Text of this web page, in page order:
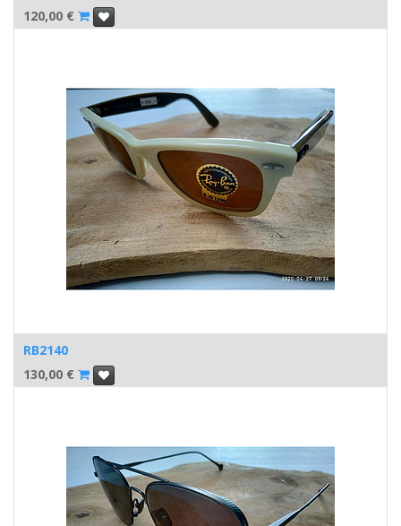
120,00 €
RB2140
130,00 €